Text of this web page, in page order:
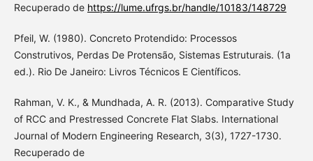
Recuperado de https://lume.ufrgs.br/handle/10183/148729
Pfeil, W. (1980). Concreto Protendido: Processos
Construtivos, Perdas De Protensão, Sistemas Estruturais. (1a
ed.). Rio De Janeiro: Livros Técnicos E Científicos.
Rahman, V. K., & Mundhada, A. R. (2013). Comparative Study
of RCC and Prestressed Concrete Flat Slabs. International
Journal of Modern Engineering Research, 3(3), 1727-1730.
Recuperado de